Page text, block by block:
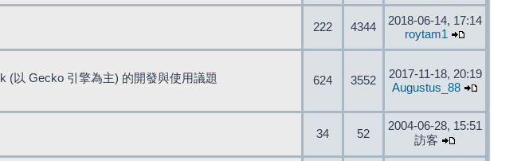
222 4344
2018-06-14, 17:14
roytam1
(以 Gecko 引擎為主) 的開發與使用議題
624 3552
2017-11-18, 20:19
Augustus_88
34 52
2004-06-28, 15:51
訪客